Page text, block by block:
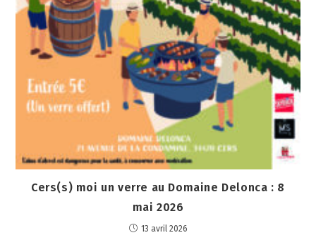
Cers(s) moi un verre au Domaine Delonca : 8
mai 2026
13 avril 2026